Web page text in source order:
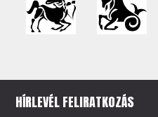
HÍRLEVÉL FELIRATKOZÁS